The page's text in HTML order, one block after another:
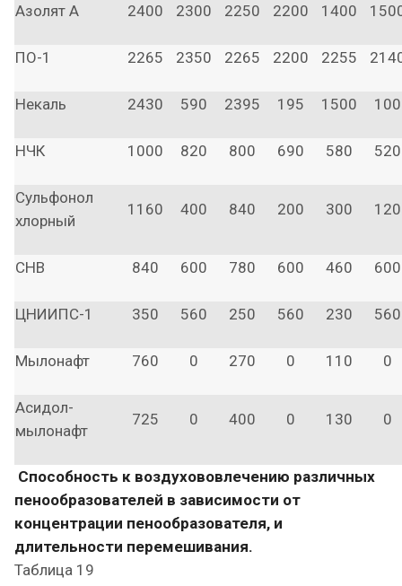
Азолят А 2400 2300 2250 2200 1400
ПО-1 2265 2350 2265 2200 2255
Некаль 2430 590 2395 195 1500 100
НЧК 1000 820 800 690 580 520
Сульфонол
хлорный
1160 400 840 200 300 120
СНВ 840 600 780 600 460 600
ЦНИИПС-1 350 560 250 560 230 560
Мылонафт 760 0 270 0 110 0
Асидол-
мылонафт
725 0 400 0 130 0
Способность к воздухововлечению различных
пенообразователей в зависимости от
концентрации пенообразователя, и
длительности перемешивания.
Таблица 19